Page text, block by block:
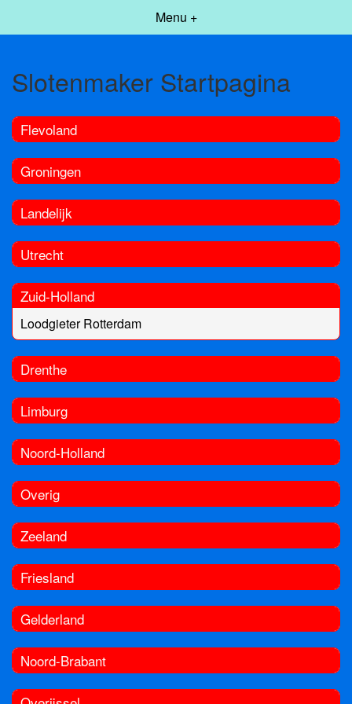
Menu +
Slotenmaker Startpagina
Flevoland
Groningen
Landelijk
Utrecht
Zuid-Holland
Loodgieter Rotterdam
Drenthe
Limburg
Noord-Holland
Overig
Zeeland
Friesland
Gelderland
Noord-Brabant